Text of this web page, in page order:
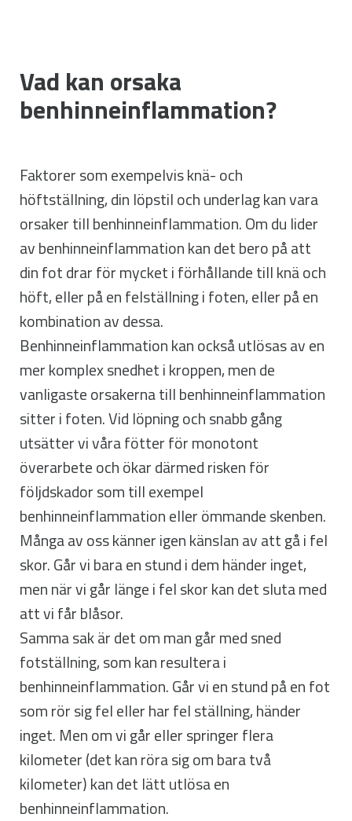
Vad kan orsaka
benhinneinflammation?
Faktorer som exempelvis knä- och
höftställning, din löpstil och underlag kan vara
orsaker till benhinneinflammation. Om du lider
av benhinneinflammation kan det bero på att
din fot drar för mycket i förhållande till knä och
höft, eller på en felställning i foten, eller på en
kombination av dessa.
Benhinneinflammation kan också utlösas av en
mer komplex snedhet i kroppen, men de
vanligaste orsakerna till benhinneinflammation
sitter i foten. Vid löpning och snabb gång
utsätter vi våra fötter för monotont
överarbete och ökar därmed risken för
följdskador som till exempel
benhinneinflammation eller ömmande skenben.
Många av oss känner igen känslan av att gå i fel
skor. Går vi bara en stund i dem händer inget,
men när vi går länge i fel skor kan det sluta med
att vi får blåsor.
Samma sak är det om man går med sned
fotställning, som kan resultera i
benhinneinflammation. Går vi en stund på en fot
som rör sig fel eller har fel ställning, händer
inget. Men om vi går eller springer flera
kilometer (det kan röra sig om bara två
kilometer) kan det lätt utlösa en
benhinneinflammation.